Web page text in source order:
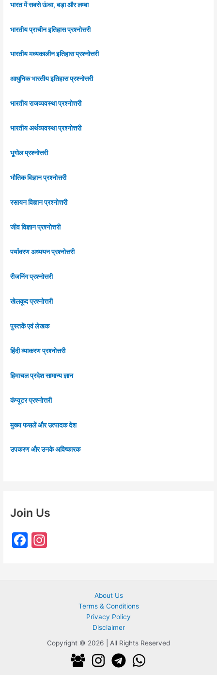
भारत में सबसे ऊंचा, बड़ा और लम्बा
भारतीय प्राचीन इतिहास प्रश्नोत्तरी
भारतीय मध्यकालीन इतिहास प्रश्नोत्तरी
आधुनिक भारतीय इतिहास प्रश्नोत्तरी
भारतीय राजव्यवस्था प्रश्नोत्तरी
भारतीय अर्थव्यवस्था प्रश्नोत्तरी
भूगोल प्रश्नोत्तरी
भौतिक विज्ञान प्रश्नोत्तरी
रसायन विज्ञान प्रश्नोत्तरी
जीव विज्ञान प्रश्नोत्तरी
पर्यावरण अध्ययन प्रश्नोत्तरी
रीजनिंग प्रश्नोत्तरी
खेलकूद प्रश्नोत्तरी
पुस्तकें एवं लेखक
हिंदी व्याकरण प्रश्नोत्तरी
हिमाचल प्रदेश सामान्य ज्ञान
कंप्यूटर प्रश्नोत्तरी
मुख्य फसलें और उत्पादक देश
उपकरण और उनके अविष्कारक
Join Us
F
About Us
Terms & Conditions
Privacy Policy
Disclaimer
Copyright © 2026 | All Rights Reserved